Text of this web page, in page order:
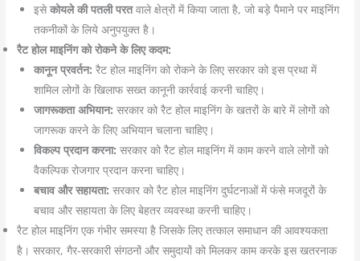
इसेकोयले की पतली परतवाले क्षेत्रों में किया जाता है, जो बड़े पैमाने पर माइनिंग
तकनीकों के लिये अनुपयुक्त है।
रैट होल माइनिंग को रोकने के लिए कदम:
कानून प्रवर्तन: रैट होल माइनिंग को रोकने के लिए सरकार को इस प्रथा में
शामिल लोगों के खिलाफ सख्त कानूनी कार्रवाई करनी चाहिए।
जागरूकता अभियान: सरकार को रैट होल माइनिंग के खतरों के बारे में लोगों को
जागरूक करने के लिए अभियान चलाना चाहिए।
विकल्प प्रदान करना: सरकार को रैट होल माइनिंग में काम करने वाले लोगों को
वैकल्पिक रोजगार प्रदान करना चाहिए।
बचाव और सहायता: सरकार को रैट होल माइनिंग दुर्घटनाओं में फंसे मजदूरों के
बचाव और सहायता के लिए बेहतर व्यवस्था करनी चाहिए।
रैट होल माइनिंग एक गंभीर समस्या है जिसके लिए तत्काल समाधान की आवश्यकता
है। सरकार, गैर-सरकारी संगठनों और समुदायों को मिलकर काम करके इस खतरनाक